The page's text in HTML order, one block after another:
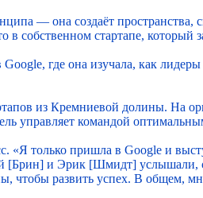
— она создаёт
собственном стартапе, который
где она изучала, как лидеры
из Кремниевой долины. На
управляет командой
«Я только пришла в Google и
и Эрик [Шмидт] услышали,
чтобы развить успех. В общем,